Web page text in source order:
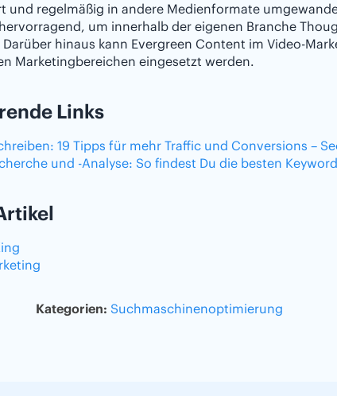
und regelmäßig in andere Medienformate
um innerhalb der eigenen Branche
hinaus kann Evergreen Content im Video-
Marketingbereichen eingesetzt werden.
Links
19 Tipps für mehr Traffic und Conversions –
und -Analyse: So findest Du die besten
Kategorien: Suchmaschinenoptimierung